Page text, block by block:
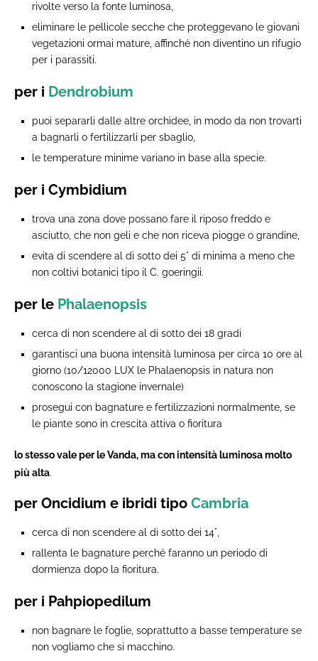
rivolte verso la fonte luminosa,
eliminare le pellicole secche che proteggevano le giovani
vegetazioni ormai mature, affinché non diventino un rifugio
per i parassiti.
per i Dendrobium
puoi separarli dalle altre orchidee, in modo da non trovarti
a bagnarli o fertilizzarli per sbaglio,
le temperature minime variano in base alla specie.
per i Cymbidium
trova una zona dove possano fare il riposo freddo e
asciutto, che non geli e che non riceva piogge o grandine,
evita di scendere al di sotto dei 5° di minima a meno che
non coltivi botanici tipo il C. goeringii.
per le Phalaenopsis
cerca di non scendere al di sotto dei 18 gradi
garantisci una buona intensità luminosa per circa 10 ore al
giorno (10/12000 LUX le Phalaenopsis in natura non
conoscono la stagione invernale)
prosegui con bagnature e fertilizzazioni normalmente, se
le piante sono in crescita attiva o fioritura
lo stesso vale per le Vanda, ma con intensità luminosa molto
più alta.
per Oncidium e ibridi tipo Cambria
cerca di non scendere al di sotto dei 14°,
rallenta le bagnature perché faranno un periodo di
dormienza dopo la fioritura.
per i Pahpiopedilum
non bagnare le foglie, soprattutto a basse temperature se
non vogliamo che si macchino.